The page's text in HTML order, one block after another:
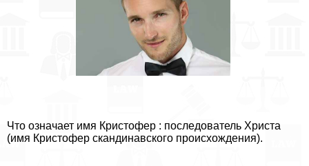
Что означает имя Кристофер : последователь Христа
(имя Кристофер скандинавского происхождения).